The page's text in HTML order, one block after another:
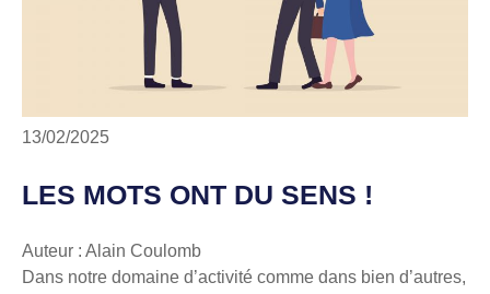
13/02/2025
LES MOTS ONT DU SENS !
Auteur : Alain Coulomb
Dans notre domaine d’activité comme dans bien d’autres,